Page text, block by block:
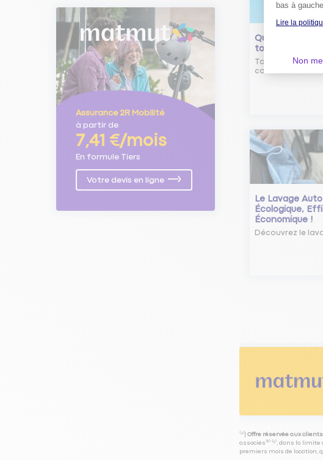
Assurance 2R Mobilité
à partir de
7,41 €/mois
En formule Tiers
Votre devis en ligne
Qu'est-ce que
tourelle ?
Tout savoir sur
comment éviter
Le Lavage
Écologique,
Économique !
Découvrez le
⁽⁴⁾| Offre réservée aux
associés⁽³⁾ ⁽⁵⁾, dans la limite
premiers mois de location,
bas à
Lire la
Non